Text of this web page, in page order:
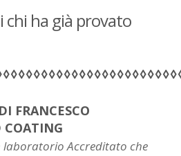
chi ha già provato
FRANCESCO
laboratorio Accreditato che